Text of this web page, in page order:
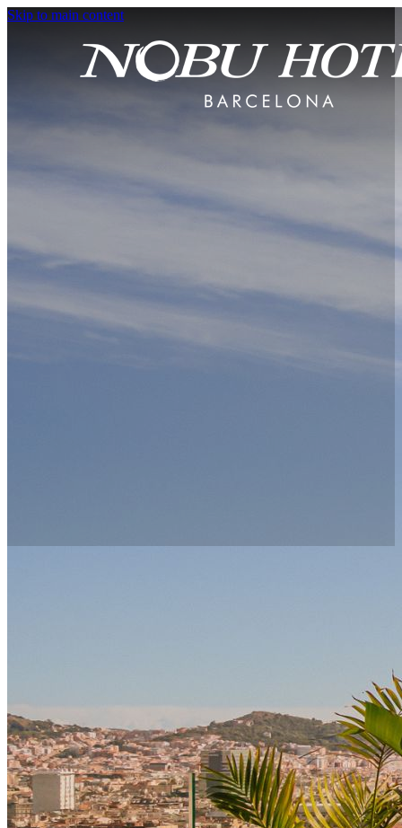
Skip to main content
expérience OFFSónar avec un tarif spécial, une
boisson de bienvenue et un départ tardif.
L’offre comprend:
Boisson de bienvenue.
20% de réduction sur le meilleur tarif
disponible.
Départ tardif (selon la disponibilité).